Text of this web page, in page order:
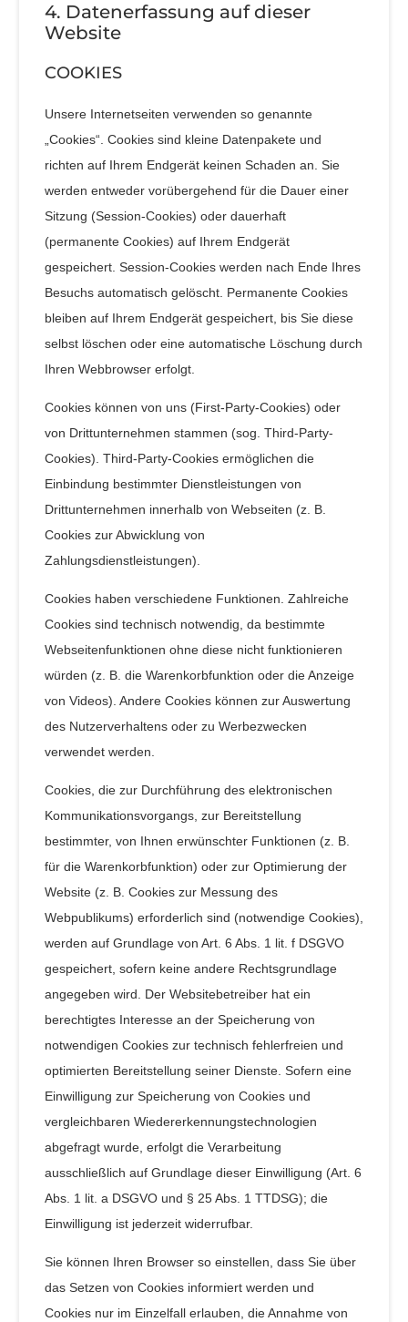
4. Datenerfassung auf dieser
Website
COOKIES
Unsere Internetseiten verwenden so genannte
„Cookies“. Cookies sind kleine Datenpakete und
richten auf Ihrem Endgerät keinen Schaden an. Sie
werden entweder vorübergehend für die Dauer einer
Sitzung (Session-Cookies) oder dauerhaft
(permanente Cookies) auf Ihrem Endgerät
gespeichert. Session-Cookies werden nach Ende Ihres
Besuchs automatisch gelöscht. Permanente Cookies
bleiben auf Ihrem Endgerät gespeichert, bis Sie diese
selbst löschen oder eine automatische Löschung durch
Ihren Webbrowser erfolgt.
Cookies können von uns (First-Party-Cookies) oder
von Drittunternehmen stammen (sog. Third-Party-
Cookies). Third-Party-Cookies ermöglichen die
Einbindung bestimmter Dienstleistungen von
Drittunternehmen innerhalb von Webseiten (z. B.
Cookies zur Abwicklung von
Zahlungsdienstleistungen).
Cookies haben verschiedene Funktionen. Zahlreiche
Cookies sind technisch notwendig, da bestimmte
Webseitenfunktionen ohne diese nicht funktionieren
würden (z. B. die Warenkorbfunktion oder die Anzeige
von Videos). Andere Cookies können zur Auswertung
des Nutzerverhaltens oder zu Werbezwecken
verwendet werden.
Cookies, die zur Durchführung des elektronischen
Kommunikationsvorgangs, zur Bereitstellung
bestimmter, von Ihnen erwünschter Funktionen (z. B.
für die Warenkorbfunktion) oder zur Optimierung der
Website (z. B. Cookies zur Messung des
Webpublikums) erforderlich sind (notwendige Cookies),
werden auf Grundlage von Art. 6 Abs. 1 lit. f DSGVO
gespeichert, sofern keine andere Rechtsgrundlage
angegeben wird. Der Websitebetreiber hat ein
berechtigtes Interesse an der Speicherung von
notwendigen Cookies zur technisch fehlerfreien und
optimierten Bereitstellung seiner Dienste. Sofern eine
Einwilligung zur Speicherung von Cookies und
vergleichbaren Wiedererkennungstechnologien
abgefragt wurde, erfolgt die Verarbeitung
ausschließlich auf Grundlage dieser Einwilligung (Art. 6
Abs. 1 lit. a DSGVO und § 25 Abs. 1 TTDSG); die
Einwilligung ist jederzeit widerrufbar.
Sie können Ihren Browser so einstellen, dass Sie über
das Setzen von Cookies informiert werden und
Cookies nur im Einzelfall erlauben, die Annahme von